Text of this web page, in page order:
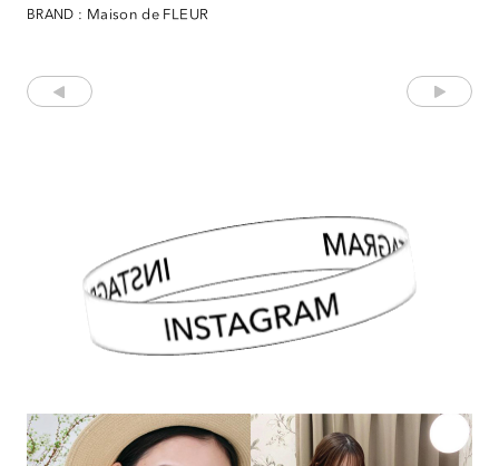
BRAND : Maison de FLEUR
INSTAGRAM